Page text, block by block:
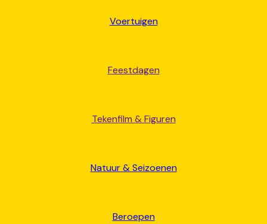
Voertuigen
Feestdagen
Tekenfilm & Figuren
Natuur & Seizoenen
Beroepen